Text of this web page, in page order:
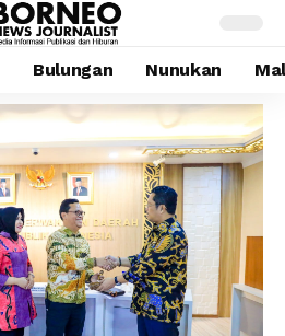
Bulungan Nunukan